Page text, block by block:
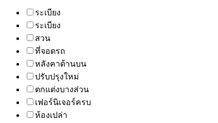
ระเบียง
ระเบียง
สวน
ที่จอดรถ
หลังคาด้านบน
ปรับปรุงใหม่
ตกแต่งบางส่วน
เฟอร์นิเจอร์ครบ
ห้องเปล่า